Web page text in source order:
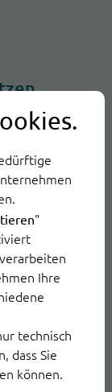
"
Ihre
technisch
dass Sie
können.
und
dringende